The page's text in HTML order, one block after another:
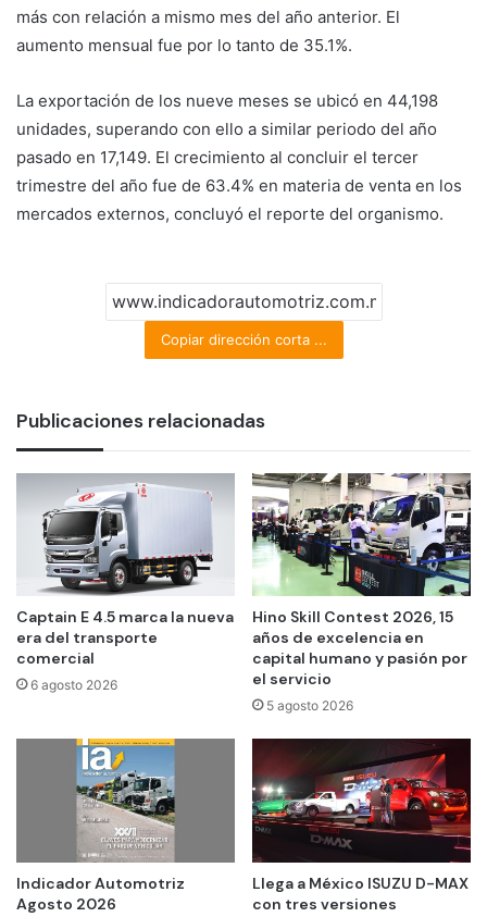
más con relación a mismo mes del año anterior. El
aumento mensual fue por lo tanto de 35.1%.
La exportación de los nueve meses se ubicó en 44,198
unidades, superando con ello a similar periodo del año
pasado en 17,149. El crecimiento al concluir el tercer
trimestre del año fue de 63.4% en materia de venta en los
mercados externos, concluyó el reporte del organismo.
Copiar dirección corta ...
Publicaciones relacionadas
Captain E 4.5 marca la nueva
era del transporte
comercial
6 agosto 2026
Hino Skill Contest 2026, 15
años de excelencia en
capital humano y pasión por
el servicio
5 agosto 2026
Indicador Automotriz
Agosto 2026
Llega a México ISUZU D-MAX
con tres versiones